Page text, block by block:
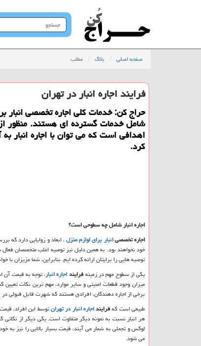
جستجو
در
صفحه اصلی بلاگ مطلب
فرایند اجاره انبار در تهران
حراج کن: خدمات کلی اجاره تخصصی انبار
شامل خدمات گسترده ای هستند. منظور
اهدافی است که می توان با اجاره انبار
کرد.
اجاره انبار شامل چه سطوحی است؟
اجاره تخصصیانبار برای لوازم منزل، ابعاد و زوایایی دارد که
خود نخواهند بود. به همین دلیل نیز توصیه اغلب متخصصان
توصیه هایی را برایتان ارائه کرده ایم. بنابراین، شما عزیزان با
یکی از سطوح مهم در زمینهفراینداجاره انبار، توجه به قیمت آن
میزان وجود قطعات امنیتی و سایر موارد، مهم ترین نکات تعیین
برخی از اجاره دهندگان، افرادی هستند که شهرت قابل قبولی در
طبیعی است کهفراینداجاره انبار در تهرانتوسط این افراد،
هر انبار نسبت به نمونه دیگر متفاوت است. یکی دیگر از نکاتی
لوکس و تجملی به شمار می آیند، قیمت بسیار بالایی را نیز به
می شود.